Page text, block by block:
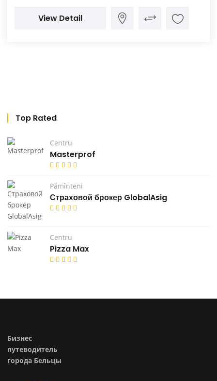
View Detail
Top Rated
Centru
Masterprof
Pămînteni
Страховой брокер GlobalAsig
Centru
Pizza Max
Бизнес
путеводитель
города Бельцы